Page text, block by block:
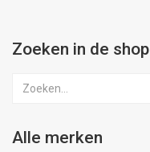
Zoeken in de shop
Alle merken